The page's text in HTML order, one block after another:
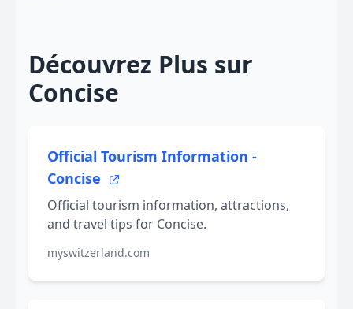
Découvrez Plus sur
Concise
Official Tourism Information -
Concise
Official tourism information, attractions,
and travel tips for Concise.
myswitzerland.com